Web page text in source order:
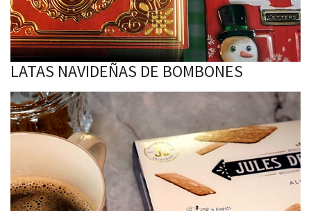
LATAS NAVIDEÑAS DE BOMBONES